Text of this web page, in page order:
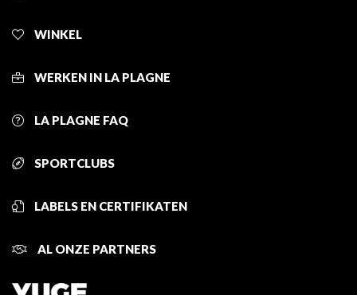
WINKEL
WERKEN IN LA PLAGNE
LA PLAGNE FAQ
SPORTCLUBS
LABELS EN CERTIFIKATEN
AL ONZE PARTNERS